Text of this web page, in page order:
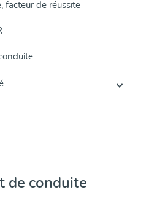
facteur de réussite
de conduite